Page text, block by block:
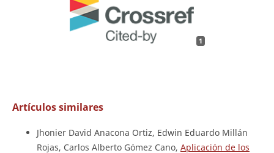
1
Artículos similares
Jhonier David Anacona Ortiz, Edwin Eduardo Millán
Rojas, Carlos Alberto Gómez Cano, Aplicación de los